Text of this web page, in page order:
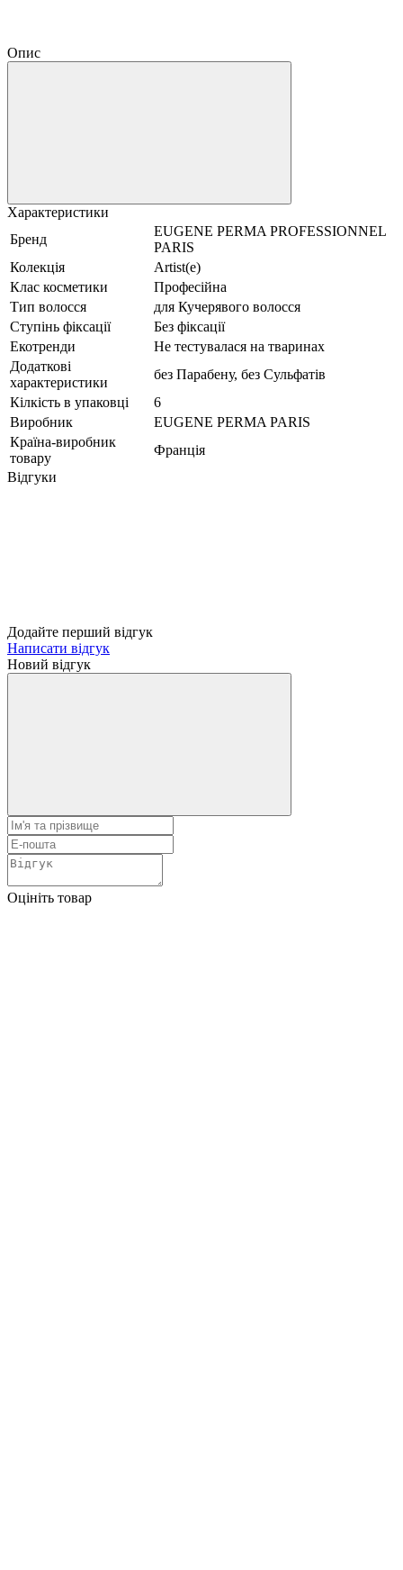
Опис
Характеристики
Бренд
EUGENE PERMA PROFESSIONNEL
PARIS
Колекція
Artist(e)
Клас косметики
Професійна
Тип волосся
для Кучерявого волосся
Ступінь фіксації
Без фіксації
Екотренди
Не тестувалася на тваринах
Додаткові
характеристики
без Парабену, без Сульфатів
Кілкість в упаковці
6
Виробник
EUGENE PERMA PARIS
Країна-виробник
товару
Франція
Відгуки
Додайте перший відгук
Написати відгук
Новий відгук
Оцініть товар